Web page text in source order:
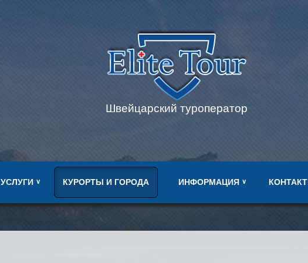
Швейцарский туроператор
УСЛУГИ ∨ КУРОРТЫ И ГОРОДА ИНФОРМАЦИЯ ∨